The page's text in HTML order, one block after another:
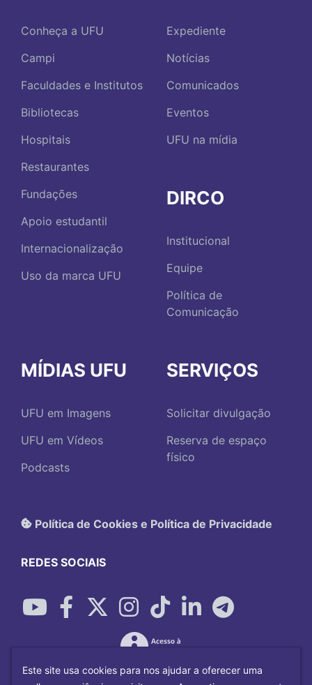
Conheça a UFU
Campi
Faculdades e Institutos
Bibliotecas
Hospitais
Restaurantes
Fundações
Apoio estudantil
Internacionalização
Uso da marca UFU
Expediente
Notícias
Comunicados
Eventos
UFU na mídia
DIRCO
Institucional
Equipe
Política de
Comunicação
MÍDIAS UFU
UFU em Imagens
UFU em Vídeos
Podcasts
SERVIÇOS
Solicitar divulgação
Reserva de espaço
físico
Política de Cookies e Política de Privacidade
REDES SOCIAIS
Este site usa cookies para nos ajudar a oferecer uma